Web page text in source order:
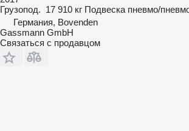
Грузопод. 17 910 кг Подвеска пневмо/
Германия, Bovenden
Gassmann GmbH
Связаться с продавцом